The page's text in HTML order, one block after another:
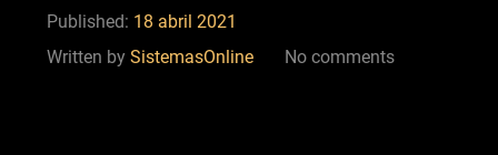
Published: 18 abril 2021
Written by SistemasOnline No comments